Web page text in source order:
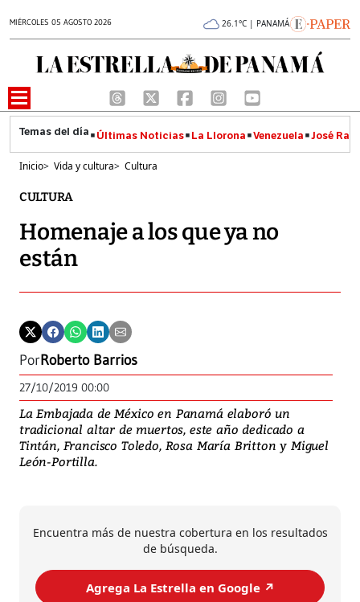
MIÉRCOLES 05 AGOSTO 2026 26.1°C | PANAMÁ
Últimas Noticias La Llorona Venezuela José
Inicio> Vida y cultura> Cultura
CULTURA
Homenaje a los que ya no
están
PorRoberto Barrios
27/10/2019 00:00
La Embajada de México en Panamá elaboró un
tradicional altar de muertos, este año dedicado a
Tintán, Francisco Toledo, Rosa María Britton y Miguel
León-Portilla.
Encuentra más de nuestra cobertura en los resultados
de búsqueda.
Agrega La Estrella en Google ↗️